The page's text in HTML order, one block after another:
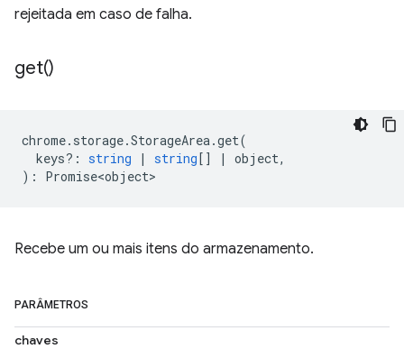
rejeitada em caso de falha.
get()
chrome. storage.StorageArea.get(
keys? : string | string[] | object,
) : Promise<object>
Recebe um ou mais itens do armazenamento.
PARÂMETROS
chaves